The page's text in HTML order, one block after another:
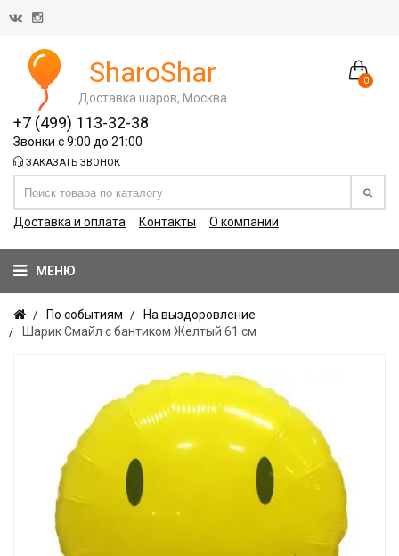
0
SharoShar
Доставка шаров, Москва
+7 (499) 113-32-38
Звонки с 9:00 до 21:00
ЗАКАЗАТЬ ЗВОНОК
Доставка и оплата Контакты О компании
МЕНЮ
По событиям
На выздоровление
Шарик Смайл с бантиком Желтый 61 см